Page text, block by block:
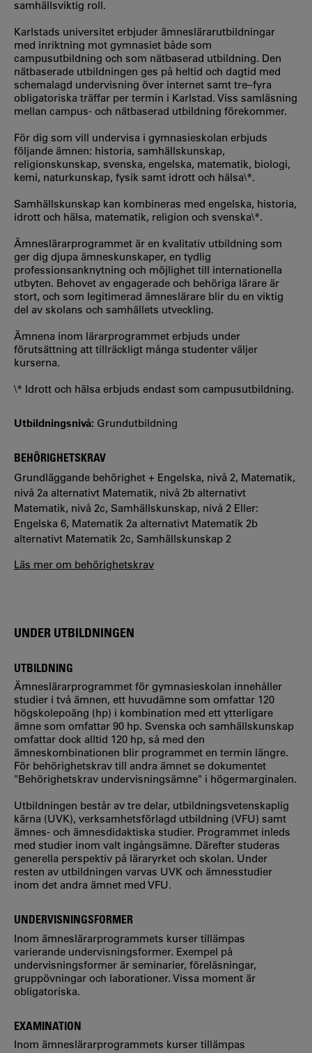
samhällsviktig roll.
Karlstads universitet erbjuder ämneslärarutbildningar
med inriktning mot gymnasiet både som
campusutbildning och som nätbaserad utbildning. Den
nätbaserade utbildningen ges på heltid och dagtid med
schemalagd undervisning över internet samt tre–fyra
obligatoriska träffar per termin i Karlstad. Viss samläsning
mellan campus- och nätbaserad utbildning förekommer.
För dig som vill undervisa i gymnasieskolan erbjuds
följande ämnen: historia, samhällskunskap,
religionskunskap, svenska, engelska, matematik, biologi,
kemi, naturkunskap, fysik samt idrott och hälsa\*.
Samhällskunskap kan kombineras med engelska, historia,
idrott och hälsa, matematik, religion och svenska\*.
Ämneslärarprogrammet är en kvalitativ utbildning som
ger dig djupa ämneskunskaper, en tydlig
professionsanknytning och möjlighet till internationella
utbyten. Behovet av engagerade och behöriga lärare är
stort, och som legitimerad ämneslärare blir du en viktig
del av skolans och samhällets utveckling.
Ämnena inom lärarprogrammet erbjuds under
förutsättning att tillräckligt många studenter väljer
kurserna.
\* Idrott och hälsa erbjuds endast som campusutbildning.
Utbildningsnivå: Grundutbildning
BEHÖRIGHETSKRAV
Grundläggande behörighet + Engelska, nivå 2, Matematik,
nivå 2a alternativt Matematik, nivå 2b alternativt
Matematik, nivå 2c, Samhällskunskap, nivå 2 Eller:
Engelska 6, Matematik 2a alternativt Matematik 2b
alternativt Matematik 2c, Samhällskunskap 2
Läs mer om behörighetskrav
UNDER UTBILDNINGEN
UTBILDNING
Ämneslärarprogrammet för gymnasieskolan innehåller
studier i två ämnen, ett huvudämne som omfattar 120
högskolepoäng (hp) i kombination med ett ytterligare
ämne som omfattar 90 hp. Svenska och samhällskunskap
omfattar dock alltid 120 hp, så med den
ämneskombinationen blir programmet en termin längre.
För behörighetskrav till andra ämnet se dokumentet
"Behörighetskrav undervisningsämne" i högermarginalen.
Utbildningen består av tre delar, utbildningsvetenskaplig
kärna (UVK), verksamhetsförlagd utbildning (VFU) samt
ämnes- och ämnesdidaktiska studier. Programmet inleds
med studier inom valt ingångsämne. Därefter studeras
generella perspektiv på läraryrket och skolan. Under
resten av utbildningen varvas UVK och ämnesstudier
inom det andra ämnet med VFU.
UNDERVISNINGSFORMER
Inom ämneslärarprogrammets kurser tillämpas
varierande undervisningsformer. Exempel på
undervisningsformer är seminarier, föreläsningar,
gruppövningar och laborationer. Vissa moment är
obligatoriska.
EXAMINATION
Inom ämneslärarprogrammets kurser tillämpas